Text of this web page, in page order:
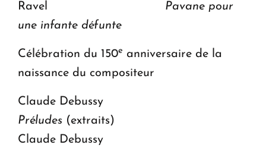
Ravel Pavane pour
une infante défunte
Célébration du 150e anniversaire de la
naissance du compositeur
Claude Debussy
Préludes (extraits)
Claude Debussy